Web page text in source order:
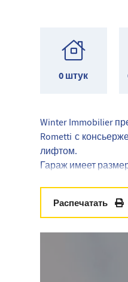
0 штук
Winter Immobilier
Rometti с
лифтом.
Гараж имеет
Распечатать